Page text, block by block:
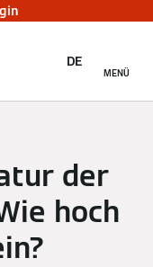
MENÜ
DE
der
hoch